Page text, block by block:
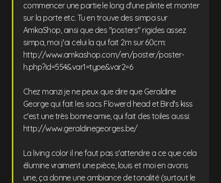
commencer une partie le long d'une plinte et monter
sur la porte etc. Tu en trouve des simpa sur
AmkaShop, ainsi que des "posters" rigides assez
simpa, moi j'ai celui la qui fait 2m sur 60cm:
http://www.amkashop.com/en/poster/poster-
h.php?id=554&var1=type&var2=6
Chez manzi je ne peux que dire que Geraldine
George qui fait les sacs Flowerd head et Bird's kiss
c'est une très bonne amie, qui fait des toiles aussi:
http://www.geraldinegeorges.be/
La living color il ne faut pas s'attendre a ce que cela
élumine vraiment une pièce, louis et moi en avons
une, ça donne une ambiance de tonalité (surtout le